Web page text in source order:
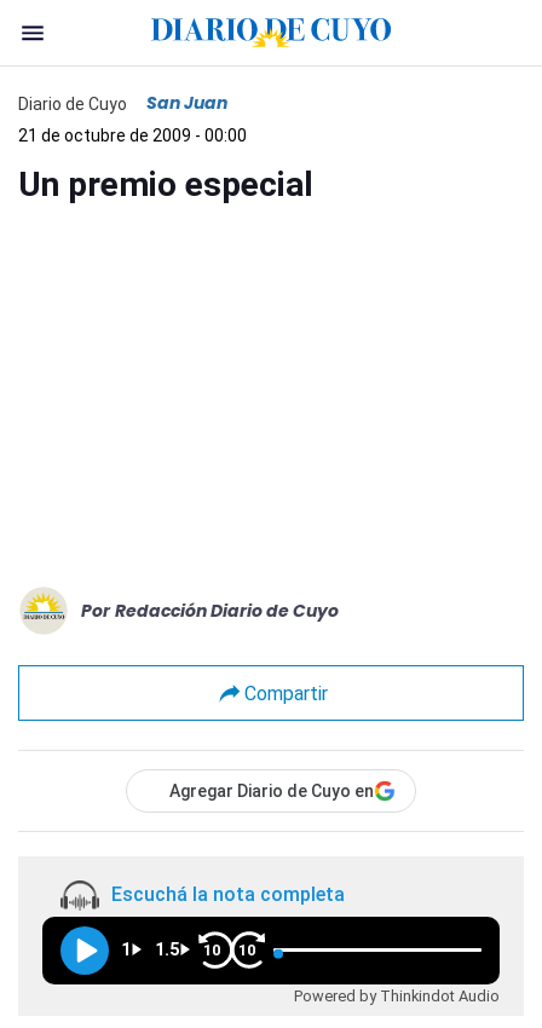
Diario de Cuyo San Juan
21 de octubre de 2009 - 00:00
Un premio especial
Por Redacción Diario de Cuyo
Compartir
Agregar Diario de Cuyo en
Escuchá la nota completa
1 1.5 10 10
Powered by Thinkindot Audio